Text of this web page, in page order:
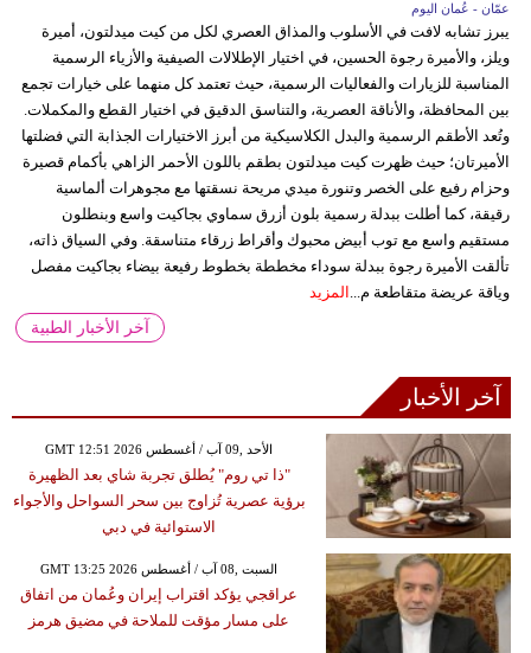
عمّان - عُمان اليوم
يبرز تشابه لافت في الأسلوب والمذاق العصري لكل من كيت ميدلتون، أميرة
ويلز، والأميرة رجوة الحسين، في اختيار الإطلالات الصيفية والأزياء الرسمية
المناسبة للزيارات والفعاليات الرسمية، حيث تعتمد كل منهما على خيارات تجمع
بين المحافظة، والأناقة العصرية، والتناسق الدقيق في اختيار القطع والمكملات.
وتُعد الأطقم الرسمية والبدل الكلاسيكية من أبرز الاختيارات الجذابة التي فضلتها
الأميرتان؛ حيث ظهرت كيت ميدلتون بطقم باللون الأحمر الزاهي بأكمام قصيرة
وحزام رفيع على الخصر وتنورة ميدي مريحة نسقتها مع مجوهرات ألماسية
رقيقة، كما أطلت ببدلة رسمية بلون أزرق سماوي بجاكيت واسع وبنطلون
مستقيم واسع مع توب أبيض محبوك وأقراط زرقاء متناسقة. وفي السياق ذاته،
تألقت الأميرة رجوة ببدلة سوداء مخططة بخطوط رفيعة بيضاء بجاكيت مفصل
وياقة عريضة متقاطعة م... المزيد
آخر الأخبار الطبية
آخر الأخبار
GMT 12:51 2026 الأحد ,09 آب / أغسطس
"ذا تي روم" يُطلق تجربة شاي بعد الظهيرة
برؤية عصرية تُزاوج بين سحر السواحل والأجواء
الاستوائية في دبي
GMT 13:25 2026 السبت ,08 آب / أغسطس
عراقجي يؤكد اقتراب إيران وعُمان من اتفاق
على مسار مؤقت للملاحة في مضيق هرمز